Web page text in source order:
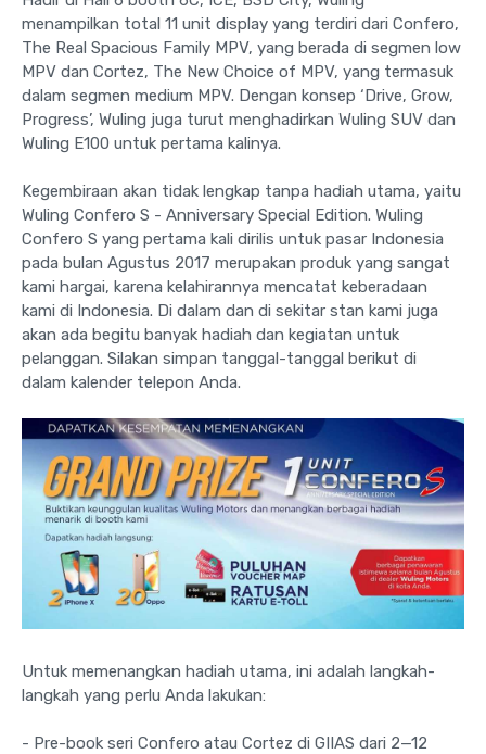
menampilkan total 11 unit display yang terdiri dari Confero,
The Real Spacious Family MPV, yang berada di segmen low
MPV dan Cortez, The New Choice of MPV, yang termasuk
dalam segmen medium MPV. Dengan konsep ‘Drive, Grow,
Progress’, Wuling juga turut menghadirkan Wuling SUV dan
Wuling E100 untuk pertama kalinya.
Kegembiraan akan tidak lengkap tanpa hadiah utama, yaitu
Wuling Confero S - Anniversary Special Edition. Wuling
Confero S yang pertama kali dirilis untuk pasar Indonesia
pada bulan Agustus 2017 merupakan produk yang sangat
kami hargai, karena kelahirannya mencatat keberadaan
kami di Indonesia. Di dalam dan di sekitar stan kami juga
akan ada begitu banyak hadiah dan kegiatan untuk
pelanggan. Silakan simpan tanggal-tanggal berikut di
dalam kalender telepon Anda.
Untuk memenangkan hadiah utama, ini adalah langkah-
langkah yang perlu Anda lakukan:
- Pre-book seri Confero atau Cortez di GIIAS dari 2—12